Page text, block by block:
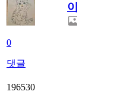
0
댓글
이
196530